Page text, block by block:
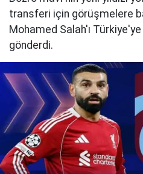
transferi için görüşmelere
Mohamed Salah'ı
gönderdi.